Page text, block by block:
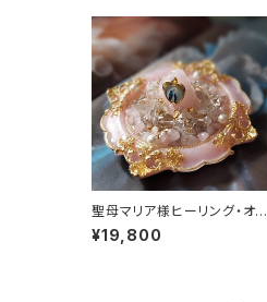
聖母マリア様ヒーリング・オル
ゴナイト～マリアピンクの光
～
¥19,800